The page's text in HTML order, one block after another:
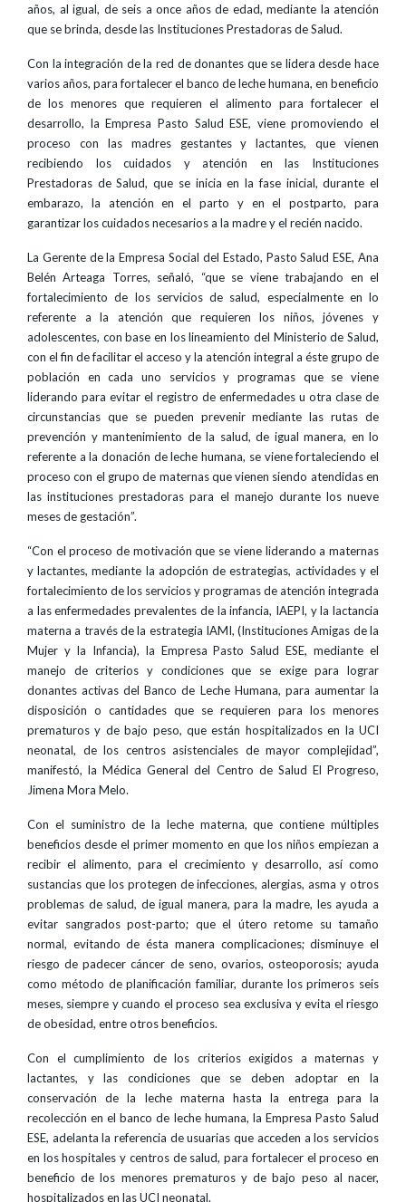
años, al igual, de seis a once años de edad, mediante la atención
que se brinda, desde las Instituciones Prestadoras de Salud.
Con la integración de la red de donantes que se lidera desde hace
varios años, para fortalecer el banco de leche humana, en beneficio
de los menores que requieren el alimento para fortalecer el
desarrollo, la Empresa Pasto Salud ESE, viene promoviendo el
proceso con las madres gestantes y lactantes, que vienen
recibiendo los cuidados y atención en las Instituciones
Prestadoras de Salud, que se inicia en la fase inicial, durante el
embarazo, la atención en el parto y en el postparto, para
garantizar los cuidados necesarios a la madre y el recién nacido.
La Gerente de la Empresa Social del Estado, Pasto Salud ESE, Ana
Belén Arteaga Torres, señaló, “que se viene trabajando en el
fortalecimiento de los servicios de salud, especialmente en lo
referente a la atención que requieren los niños, jóvenes y
adolescentes, con base en los lineamiento del Ministerio de Salud,
con el fin de facilitar el acceso y la atención integral a éste grupo de
población en cada uno servicios y programas que se viene
liderando para evitar el registro de enfermedades u otra clase de
circunstancias que se pueden prevenir mediante las rutas de
prevención y mantenimiento de la salud, de igual manera, en lo
referente a la donación de leche humana, se viene fortaleciendo el
proceso con el grupo de maternas que vienen siendo atendidas en
las instituciones prestadoras para el manejo durante los nueve
meses de gestación”.
“Con el proceso de motivación que se viene liderando a maternas
y lactantes, mediante la adopción de estrategias, actividades y el
fortalecimiento de los servicios y programas de atención integrada
a las enfermedades prevalentes de la infancia, IAEPI, y la lactancia
materna a través de la estrategia IAMI, (Instituciones Amigas de la
Mujer y la Infancia), la Empresa Pasto Salud ESE, mediante el
manejo de criterios y condiciones que se exige para lograr
donantes activas del Banco de Leche Humana, para aumentar la
disposición o cantidades que se requieren para los menores
prematuros y de bajo peso, que están hospitalizados en la UCI
neonatal, de los centros asistenciales de mayor complejidad”,
manifestó, la Médica General del Centro de Salud El Progreso,
Jimena Mora Melo.
Con el suministro de la leche materna, que contiene múltiples
beneficios desde el primer momento en que los niños empiezan a
recibir el alimento, para el crecimiento y desarrollo, así como
sustancias que los protegen de infecciones, alergias, asma y otros
problemas de salud, de igual manera, para la madre, les ayuda a
evitar sangrados post-parto; que el útero retome su tamaño
normal, evitando de ésta manera complicaciones; disminuye el
riesgo de padecer cáncer de seno, ovarios, osteoporosis; ayuda
como método de planificación familiar, durante los primeros seis
meses, siempre y cuando el proceso sea exclusiva y evita el riesgo
de obesidad, entre otros beneficios.
Con el cumplimiento de los criterios exigidos a maternas y
lactantes, y las condiciones que se deben adoptar en la
conservación de la leche materna hasta la entrega para la
recolección en el banco de leche humana, la Empresa Pasto Salud
ESE, adelanta la referencia de usuarias que acceden a los servicios
en los hospitales y centros de salud, para fortalecer el proceso en
beneficio de los menores prematuros y de bajo peso al nacer,
hospitalizados en las UCI neonatal.